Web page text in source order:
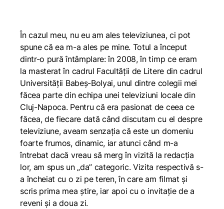
În cazul meu, nu eu am ales televiziunea, ci pot
spune că ea m-a ales pe mine. Totul a început
dintr-o pură întâmplare: în 2008, în timp ce eram
la masterat în cadrul Facultății de Litere din cadrul
Universității Babeș-Bolyai, unul dintre colegii mei
făcea parte din echipa unei televiziuni locale din
Cluj-Napoca. Pentru că era pasionat de ceea ce
făcea, de fiecare dată când discutam cu el despre
televiziune, aveam senzația că este un domeniu
foarte frumos, dinamic, iar atunci când m-a
întrebat dacă vreau să merg în vizită la redacția
lor, am spus un „da” categoric. Vizita respectivă s-
a încheiat cu o zi pe teren, în care am filmat și
scris prima mea știre, iar apoi cu o invitație de a
reveni și a doua zi.